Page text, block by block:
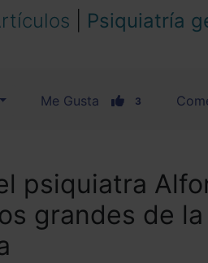
Psiquiatría
Me Gusta 3
psiquiatra
grandes de